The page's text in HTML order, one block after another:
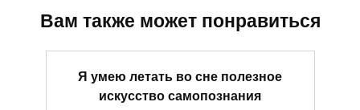
Вам также может понравиться
Я умею летать во сне полезное
искусство самопознания